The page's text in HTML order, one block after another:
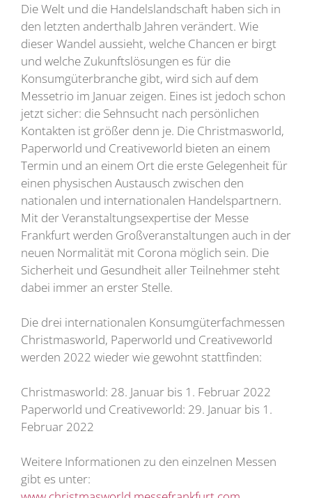
Die Welt und die Handelslandschaft haben sich in
den letzten anderthalb Jahren verändert. Wie
dieser Wandel aussieht, welche Chancen er birgt
und welche Zukunftslösungen es für die
Konsumgüterbranche gibt, wird sich auf dem
Messetrio im Januar zeigen. Eines ist jedoch schon
jetzt sicher: die Sehnsucht nach persönlichen
Kontakten ist größer denn je. Die Christmasworld,
Paperworld und Creativeworld bieten an einem
Termin und an einem Ort die erste Gelegenheit für
einen physischen Austausch zwischen den
nationalen und internationalen Handelspartnern.
Mit der Veranstaltungsexpertise der Messe
Frankfurt werden Großveranstaltungen auch in der
neuen Normalität mit Corona möglich sein. Die
Sicherheit und Gesundheit aller Teilnehmer steht
dabei immer an erster Stelle.
Die drei internationalen Konsumgüterfachmessen
Christmasworld, Paperworld und Creativeworld
werden 2022 wieder wie gewohnt stattfinden:
Christmasworld: 28. Januar bis 1. Februar 2022
Paperworld und Creativeworld: 29. Januar bis 1.
Februar 2022
Weitere Informationen zu den einzelnen Messen
gibt es unter: